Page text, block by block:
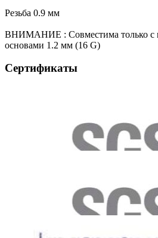
Резьба 0.9 мм
ВНИМАНИЕ : Совместима только с
основами 1.2 мм (16 G)
Сертификаты